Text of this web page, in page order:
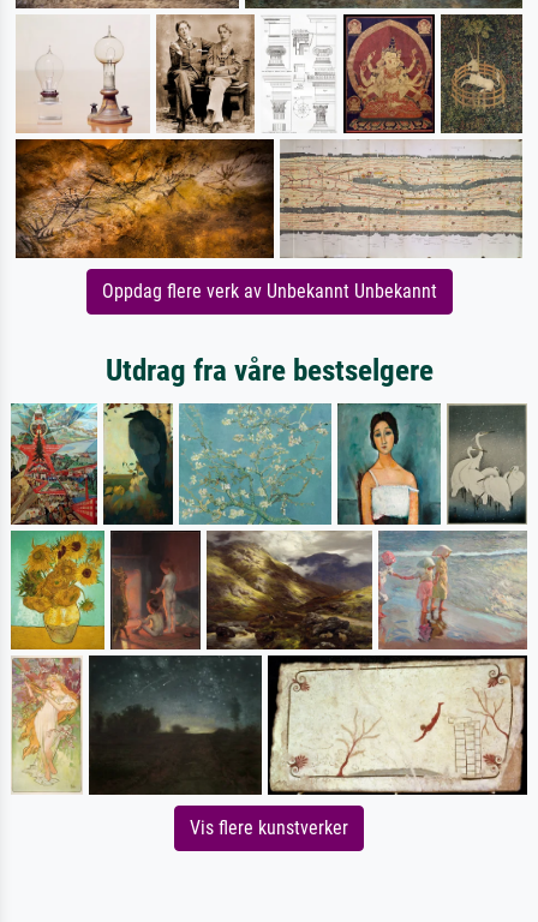
Oppdag flere verk av Unbekannt Unbekannt
Utdrag fra våre bestselgere
Vis flere kunstverker